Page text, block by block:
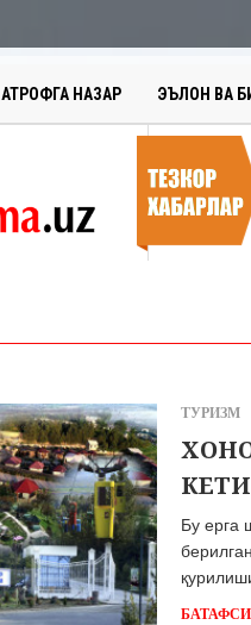
АТРОФГА НАЗАР ЭЪЛОН ВА
ТУРИЗМ
Бу ерга